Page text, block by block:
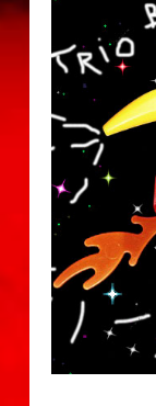
o